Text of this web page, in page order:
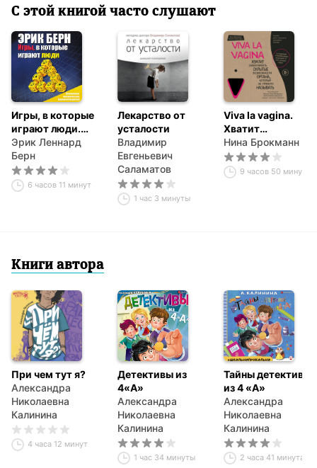
С этой книгой часто слушают
Игры, в которые
играют люди.
Психология
человеческих
взаимоотношений
Эрик Леннард
Берн
6 часов 11 минут
Лекарство от
усталости
Владимир
Евгеньевич
Саламатов
1 час 3 минуты
Viva la vagina.
Хватит
замалчивать
скрытые
возможности
органа, который
Нина Брокманн
9 часов 50 минут
Книги автора
При чем тут я?
Александра
Николаевна
Калинина
4 часа 12 минут
Детективы из
4«А»
Александра
Николаевна
Калинина
1 час 34 минуты
Тайны детективов
из 4 «А»
Александра
Николаевна
Калинина
2 часа 41 минута